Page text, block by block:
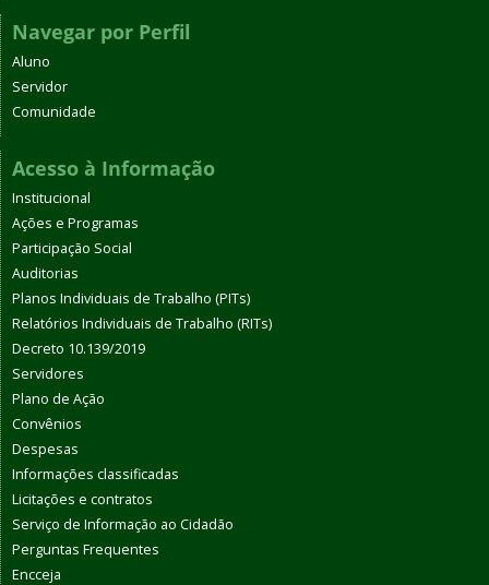
Navegar por Perfil
Aluno
Servidor
Comunidade
Acesso à Informação
Institucional
Ações e Programas
Participação Social
Auditorias
Planos Individuais de Trabalho (PITs)
Relatórios Individuais de Trabalho (RITs)
Decreto 10.139/2019
Servidores
Plano de Ação
Convênios
Despesas
Informações classificadas
Licitações e contratos
Serviço de Informação ao Cidadão
Perguntas Frequentes
Encceja